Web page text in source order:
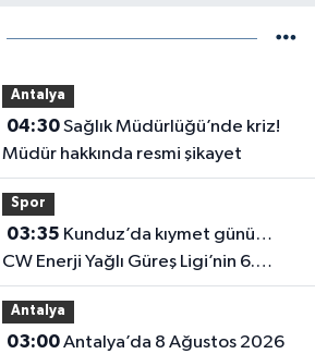
Antalya
04:30Sağlık Müdürlüğü’nde kriz!
Müdür hakkında resmi şikayet
Spor
03:35
CW Enerji Yağlı Güreş Ligi’nin 6.
Etabı öncesi nefesler tutuldu
Antalya
03:00Antalya’da 8 Ağustos 2026